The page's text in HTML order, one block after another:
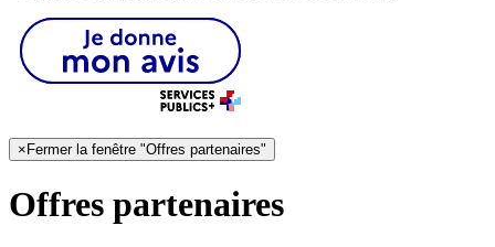
× Fermer la fenêtre "Offres partenaires"
Offres partenaires